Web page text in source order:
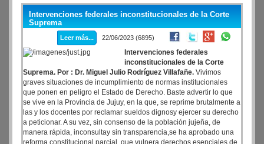
Intervenciones federales inconstitucionales de la Corte
Suprema
Leer más... 22/06/2023 (6895)
Intervenciones federales
inconstitucionales de la Corte
Suprema. Por : Dr. Miguel Julio Rodríguez Villafañe. Vivimos
graves situaciones de incumplimiento de normas institucionales
que ponen en peligro el Estado de Derecho. Baste advertir lo que
se vive en la Provincia de Jujuy, en la que, se reprime brutalmente a
las y los docentes por reclamar sueldos dignosy ejercer su derecho
a peticionar. A su vez, sin consenso de la población jujeña, de
manera rápida, inconsultay sin transparencia,se ha aprobado una
reforma constitucional parcial, que vulnera derechos esenciales de